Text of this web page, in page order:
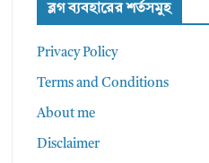
ব্লগ ব্যবহারের শর্তসমুহ
Privacy Policy
Terms and Conditions
About me
Disclaimer